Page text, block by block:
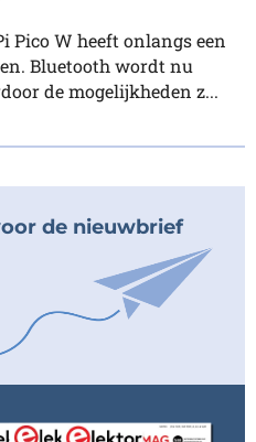
Pico W heeft onlangs een
Bluetooth wordt nu
de mogelijkheden z...
de nieuwbrief